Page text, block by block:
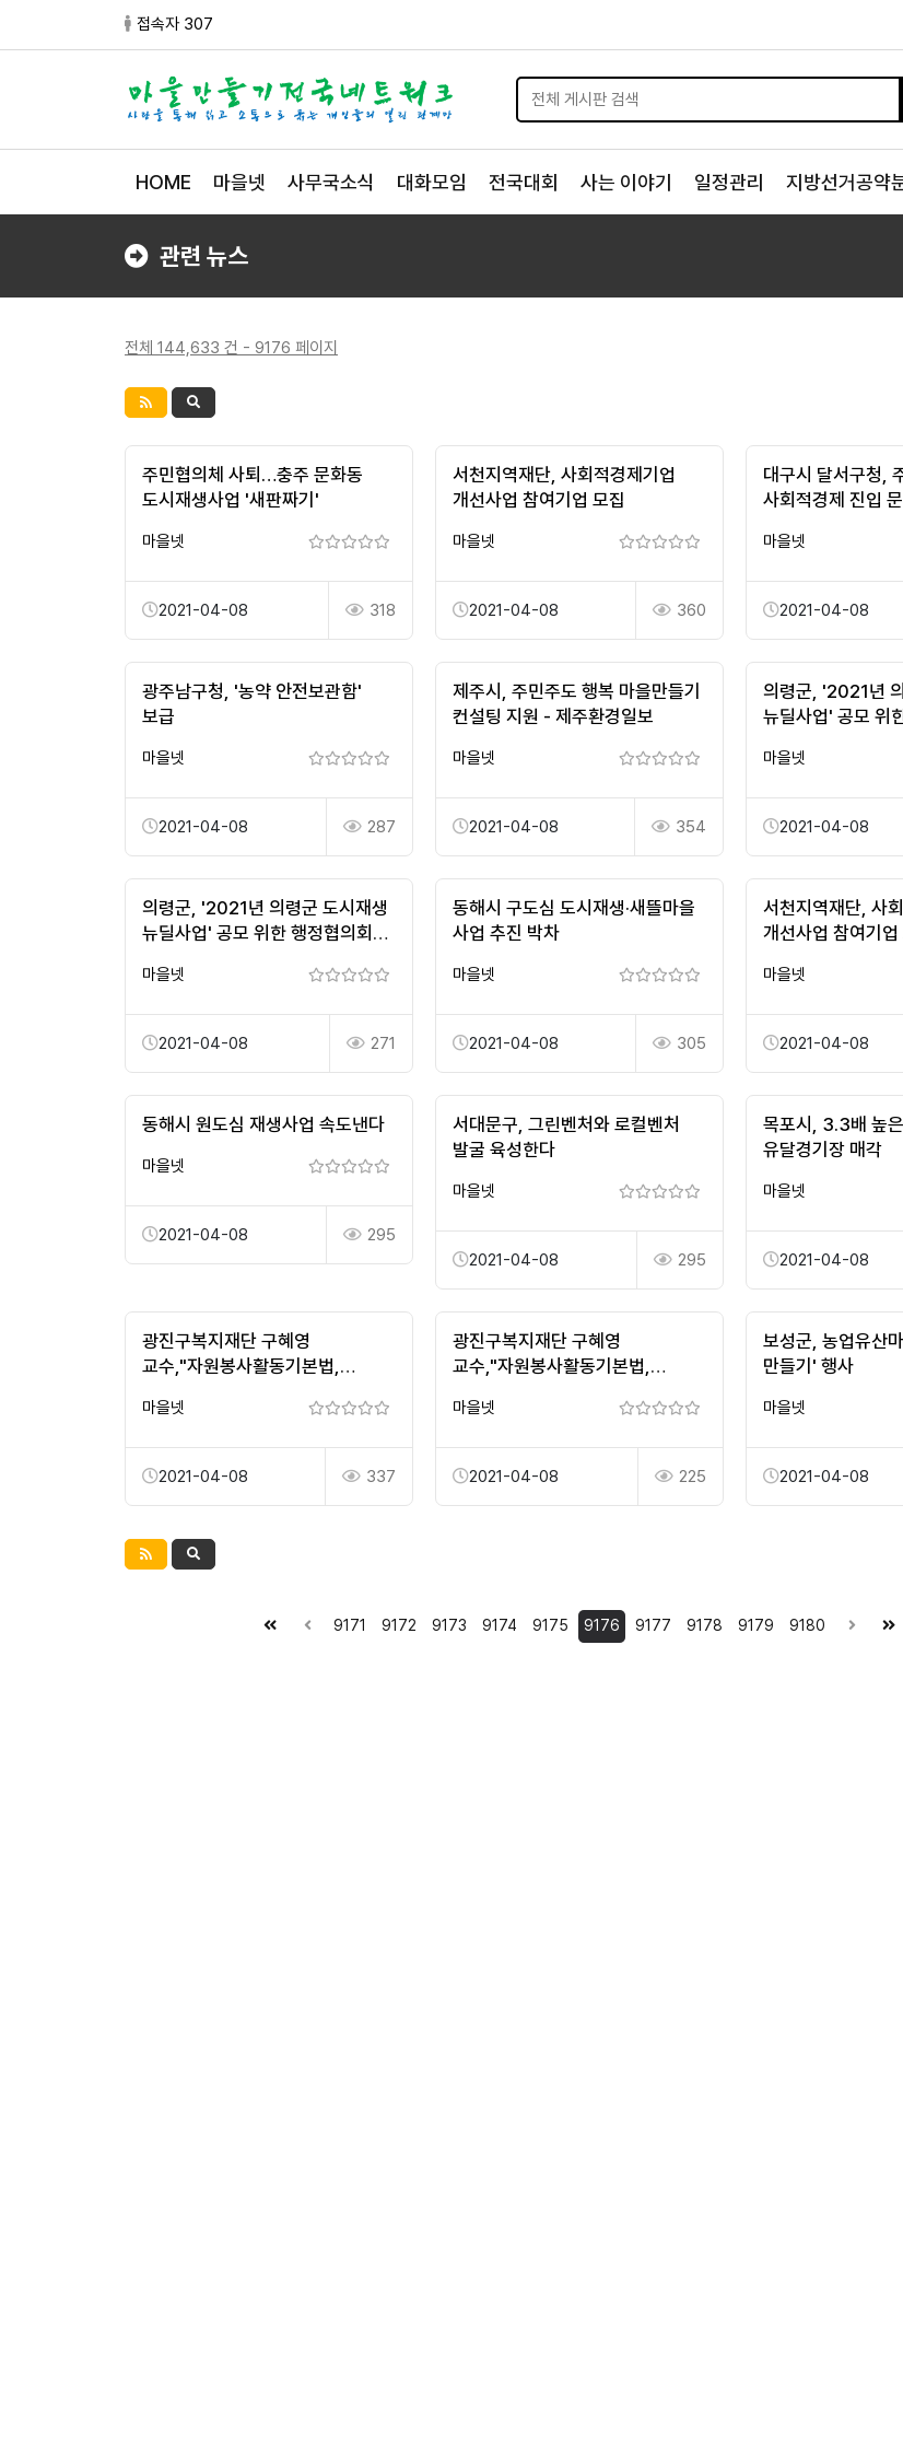
접속자 307
HOME 마을넷 사무국소식 대화모임 전국대회 사는 이야기 일정관리 지방선거공약
관련 뉴스
전체 144,633 건 - 9176 페이지
주민협의체 사퇴…충주 문화동
도시재생사업 '새판짜기'
마을넷
2021-04-08 318
서천지역재단, 사회적경제기업
개선사업 참여기업 모집
마을넷
2021-04-08 360
대구시 달서구청,
사회적경제 진입
마을넷
2021-04-08
광주남구청, '농약 안전보관함'
보급
마을넷
2021-04-08 287
제주시, 주민주도 행복 마을만들기
컨설팅 지원 - 제주환경일보
마을넷
2021-04-08 354
의령군, '2021년
뉴딜사업' 공모 위
마을넷
2021-04-08
의령군, '2021년 의령군 도시재생
뉴딜사업' 공모 위한 행정협의회
마을넷
2021-04-08 271
동해시 구도심 도시재생·새뜰마을
사업 추진 박차
마을넷
2021-04-08 305
서천지역재단, 사
개선사업 참여기업
마을넷
2021-04-08
동해시 원도심 재생사업 속도낸다
마을넷
2021-04-08 295
서대문구, 그린벤처와 로컬벤처
발굴 육성한다
마을넷
2021-04-08 295
목포시, 3.3배 높은
유달경기장 매각
마을넷
2021-04-08
광진구복지재단 구혜영
교수,"자원봉사활동기본법,
현실화해야....."
마을넷
2021-04-08 337
광진구복지재단 구혜영
교수,"자원봉사활동기본법,
현실화해야....."
마을넷
2021-04-08 225
보성군, 농업유산
만들기' 행사
마을넷
2021-04-08
9171 9172 9173 9174 9175 9176 9177 9178 9179 9180